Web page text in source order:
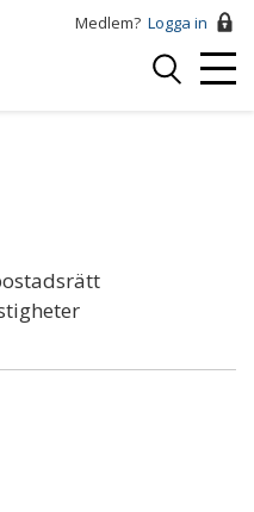
Medlem? Logga in
Logga